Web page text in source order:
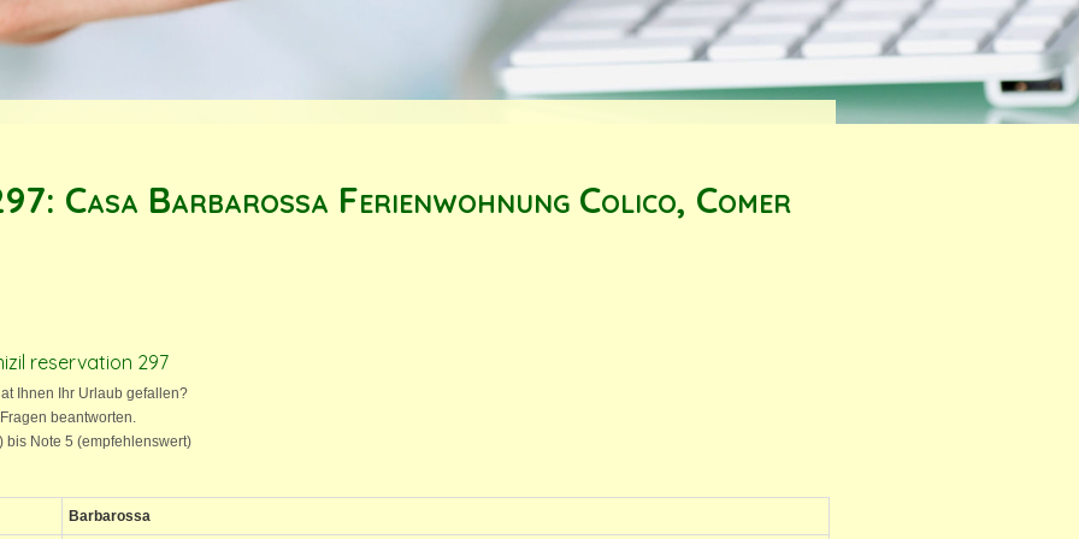
Casa Barbarossa Ferienwohnung Colico, Comer
reservation 297
Ihnen Ihr Urlaub gefallen?
beantworten.
bis Note 5 (empfehlenswert)
Barbarossa